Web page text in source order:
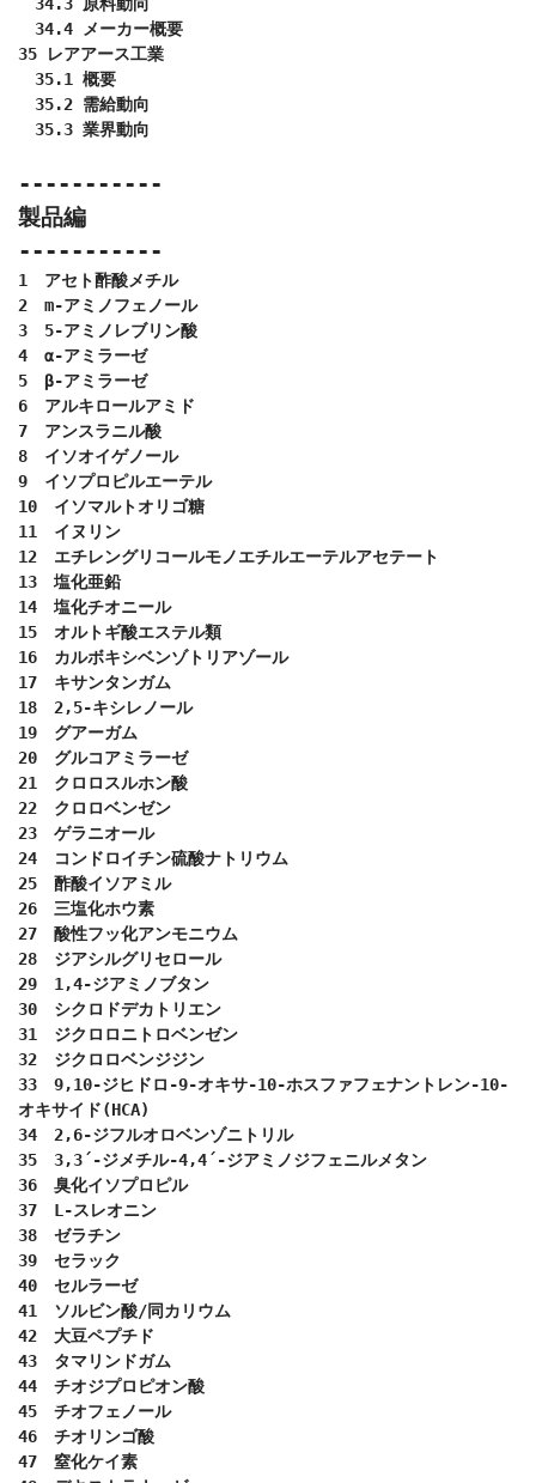
34.4 メーカー概要
35 レアアース工業
35.1 概要
35.2 需給動向
35.3 業界動向
-----------
製品編
-----------
1　アセト酢酸メチル
2　m-アミノフェノール
3　5-アミノレブリン酸
4　α-アミラーゼ
5　β-アミラーゼ
6　アルキロールアミド
7　アンスラニル酸
8　イソオイゲノール
9　イソプロピルエーテル
10　イソマルトオリゴ糖
11　イヌリン
12　エチレングリコールモノエチルエーテルアセテート
13　塩化亜鉛
14　塩化チオニール
15　オルトギ酸エステル類
16　カルボキシベンゾトリアゾール
17　キサンタンガム
18　2,5-キシレノール
19　グアーガム
20　グルコアミラーゼ
21　クロロスルホン酸
22　クロロベンゼン
23　ゲラニオール
24　コンドロイチン硫酸ナトリウム
25　酢酸イソアミル
26　三塩化ホウ素
27　酸性フッ化アンモニウム
28　ジアシルグリセロール
29　1,4-ジアミノブタン
30　シクロドデカトリエン
31　ジクロロニトロベンゼン
32　ジクロロベンジジン
33　9,10-ジヒドロ-9-オキサ-10-ホスファフェナントレン-10-
オキサイド(HCA)
34　2,6-ジフルオロベンゾニトリル
35　3,3´-ジメチル-4,4´-ジアミノジフェニルメタン
36　臭化イソプロピル
37　L-スレオニン
38　ゼラチン
39　セラック
40　セルラーゼ
41　ソルビン酸/同カリウム
42　大豆ペプチド
43　タマリンドガム
44　チオジプロピオン酸
45　チオフェノール
46　チオリンゴ酸
47　窒化ケイ素